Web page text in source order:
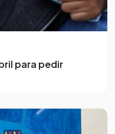
para pedir